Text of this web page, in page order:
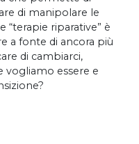
di manipolare le
riparative” è
a fonte di ancora più
di cambiarci,
vogliamo essere e